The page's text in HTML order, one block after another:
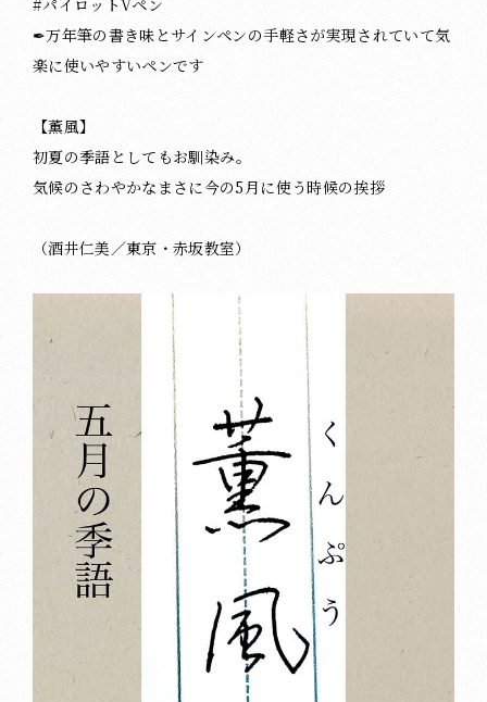
#パイロットVペン
✒︎万年筆の書き味とサインペンの手軽さが実現されていて気
楽に使いやすいペンです
【薫風】
初夏の季語としてもお馴染み。
気候のさわやかなまさに今の5月に使う時候の挨拶
（酒井仁美／東京・赤坂教室）